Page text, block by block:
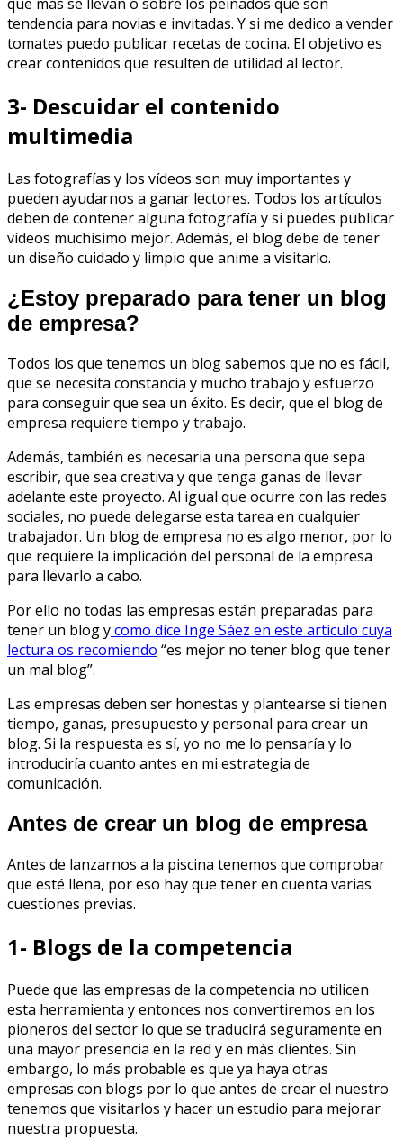
tendencia para novias e invitadas. Y si me dedico a vender
tomates puedo publicar recetas de cocina. El objetivo es
crear contenidos que resulten de utilidad al lector.
3- Descuidar el contenido
multimedia
Las fotografías y los vídeos son muy importantes y
pueden ayudarnos a ganar lectores. Todos los artículos
deben de contener alguna fotografía y si puedes publicar
vídeos muchísimo mejor. Además, el blog debe de tener
un diseño cuidado y limpio que anime a visitarlo.
¿Estoy preparado para tener un blog
de empresa?
Todos los que tenemos un blog sabemos que no es fácil,
que se necesita constancia y mucho trabajo y esfuerzo
para conseguir que sea un éxito. Es decir, que el blog de
empresa requiere tiempo y trabajo.
Además, también es necesaria una persona que sepa
escribir, que sea creativa y que tenga ganas de llevar
adelante este proyecto. Al igual que ocurre con las redes
sociales, no puede delegarse esta tarea en cualquier
trabajador. Un blog de empresa no es algo menor, por lo
que requiere la implicación del personal de la empresa
para llevarlo a cabo.
Por ello no todas las empresas están preparadas para
tener un blog ycomo dice Inge Sáez en este artículo cuya
lectura os recomiendo “es mejor no tener blog que tener
un mal blog”.
Las empresas deben ser honestas y plantearse si tienen
tiempo, ganas, presupuesto y personal para crear un
blog. Si la respuesta es sí, yo no me lo pensaría y lo
introduciría cuanto antes en mi estrategia de
comunicación.
Antes de crear un blog de empresa
Antes de lanzarnos a la piscina tenemos que comprobar
que esté llena, por eso hay que tener en cuenta varias
cuestiones previas.
1- Blogs de la competencia
Puede que las empresas de la competencia no utilicen
esta herramienta y entonces nos convertiremos en los
pioneros del sector lo que se traducirá seguramente en
una mayor presencia en la red y en más clientes. Sin
embargo, lo más probable es que ya haya otras
empresas con blogs por lo que antes de crear el nuestro
tenemos que visitarlos y hacer un estudio para mejorar
nuestra propuesta.